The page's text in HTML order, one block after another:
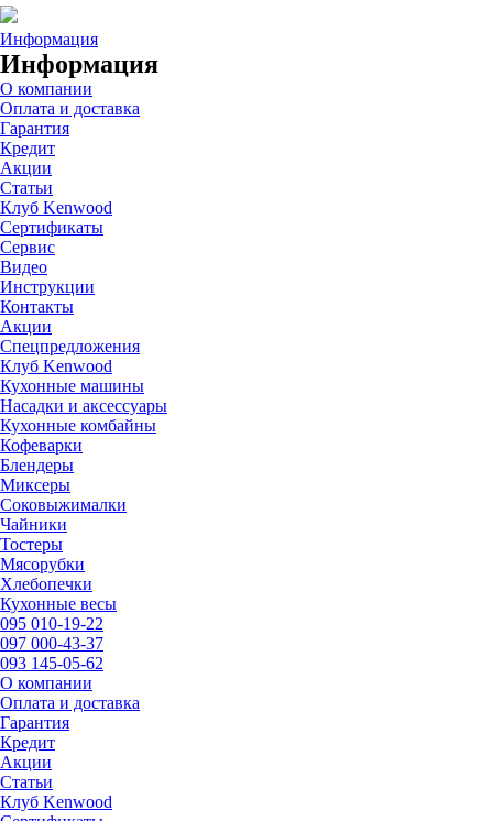
Информация
Информация
О компании
Оплата и доставка
Гарантия
Кредит
Акции
Статьи
Клуб Kenwood
Сертификаты
Сервис
Видео
Инструкции
Контакты
Акции
Спецпредложения
Клуб Kenwood
Кухонные машины
Насадки и аксессуары
Кухонные комбайны
Кофеварки
Блендеры
Миксеры
Соковыжималки
Чайники
Тостеры
Мясорубки
Хлебопечки
Кухонные весы
095 010-19-22
097 000-43-37
093 145-05-62
О компании
Оплата и доставка
Гарантия
Кредит
Акции
Статьи
Клуб Kenwood